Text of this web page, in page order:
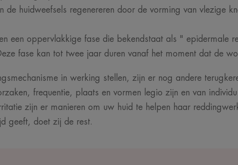
de huidweefsels regenereren door de vorming van vlezige
een oppervlakkige fase die bekendstaat als " epidermale
fase kan tot twee jaar duren vanaf het moment dat de
in werking stellen, zijn er nog andere
frequentie, plaats en vormen legio zijn en van
zijn er manieren om uw huid te helpen haar
geeft, doet zij de rest.